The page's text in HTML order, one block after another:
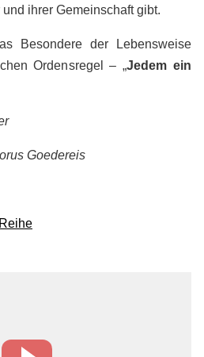
ihrer Gemeinschaft gibt.
Besondere der Lebensweise
Ordensregel – „Jedem ein
Goedereis